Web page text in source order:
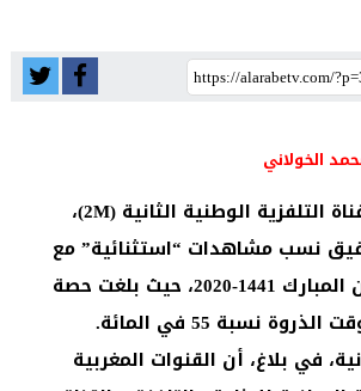
الخولاني
الرباط – أعلنت القناة التلفزية الوطنية الثانية (2M)،
نسب مشاهدات “استثنائية” مع
بداية شهر رمضان المبارك 1441-2020، حيث بلغت حصة
نسبة 55 في المائة.
في بلاغ، أن القنوات المغربية